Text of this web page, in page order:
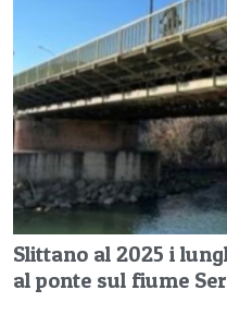
Slittano al 2025 i
al ponte sul fiume